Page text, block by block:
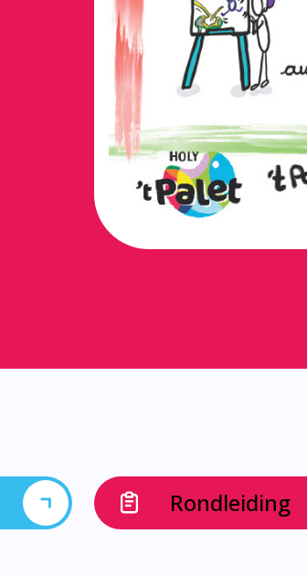
Rondleiding